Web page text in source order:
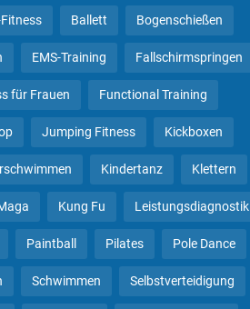
Ballett Bogenschießen
EMS-Training Fallschirmspringen
für Frauen Functional Training
Jumping Fitness Kickboxen
Kindertanz Klettern
Kung Fu Leistungsdiagnostik
Paintball Pilates Pole Dance
Schwimmen Selbstverteidigung